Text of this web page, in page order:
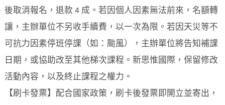
後取消報名，退款 4 成。若因個人因素無法前來，名額轉
讓，主辦單位不另收手續費，以一次為限。若因天災等不
可抗力因素停班停課（如：颱風），主辦單位將告知補課
日期，或協助改至其他梯次課程。新思惟國際，保留修改
活動內容，以及終止課程之權力。
【刷卡發票】配合國家政策，刷卡後發票即開立並寄出，